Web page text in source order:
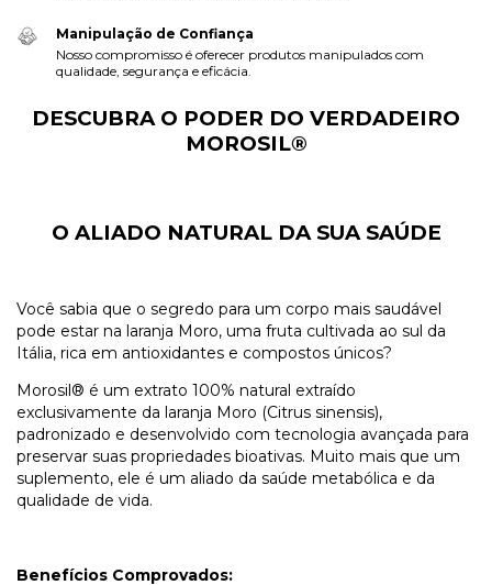
Manipulação de Confiança
Nosso compromisso é oferecer produtos manipulados com
qualidade, segurança e eficácia.
DESCUBRA O PODER DO VERDADEIRO
MOROSIL®
O ALIADO NATURAL DA SUA SAÚDE
Você sabia que o segredo para um corpo mais saudável
pode estar na laranja Moro, uma fruta cultivada ao sul da
Itália, rica em antioxidantes e compostos únicos?
Morosil® é um extrato 100% natural extraído
exclusivamente da laranja Moro (Citrus sinensis),
padronizado e desenvolvido com tecnologia avançada para
preservar suas propriedades bioativas. Muito mais que um
suplemento, ele é um aliado da saúde metabólica e da
qualidade de vida.
Benefícios Comprovados: